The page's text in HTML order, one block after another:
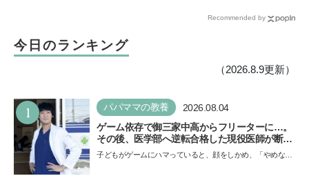
イデア【季節のフルーツカ
Recommended by
今日のランキング
（2026.8.9更新）
1 パパママの教養 2026.08.04
ゲーム依存で御三家中高からフリーターに…。
その後、医学部へ逆転合格した現役医師が断言
「ゲームの経験が受験勉強に役立った」そう考
子どもがゲームにハマっていると、顔をしかめ、「やめなさ